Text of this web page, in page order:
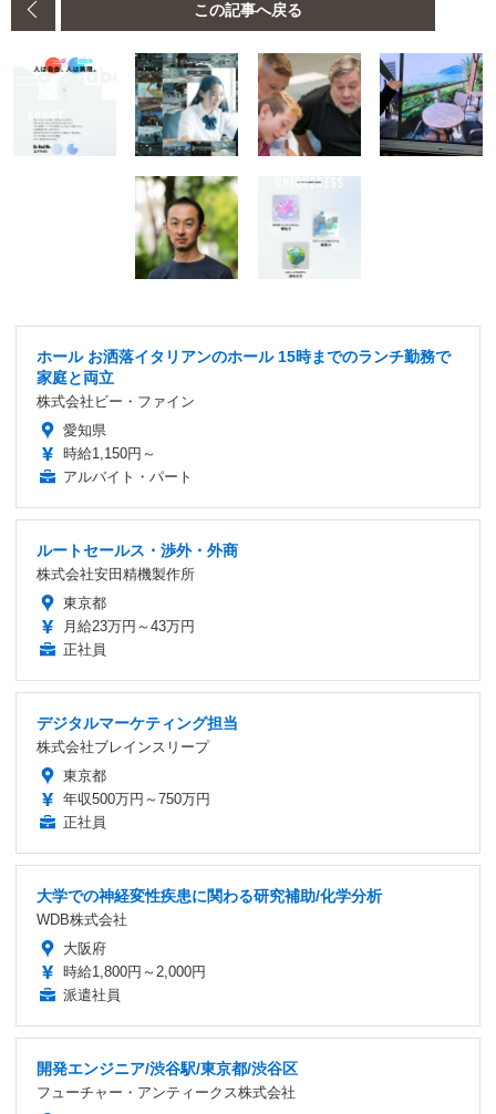
この記事へ戻る
ホール お洒落イタリアンのホール 15時までのランチ勤務で
家庭と両立
株式会社ビー・ファイン
愛知県
時給1,150円～
アルバイト・パート
ルートセールス・渉外・外商
株式会社安田精機製作所
東京都
月給23万円～43万円
正社員
デジタルマーケティング担当
株式会社ブレインスリープ
東京都
年収500万円～750万円
正社員
大学での神経変性疾患に関わる研究補助/化学分析
WDB株式会社
大阪府
時給1,800円～2,000円
派遣社員
開発エンジニア/渋谷駅/東京都/渋谷区
フューチャー・アンティークス株式会社